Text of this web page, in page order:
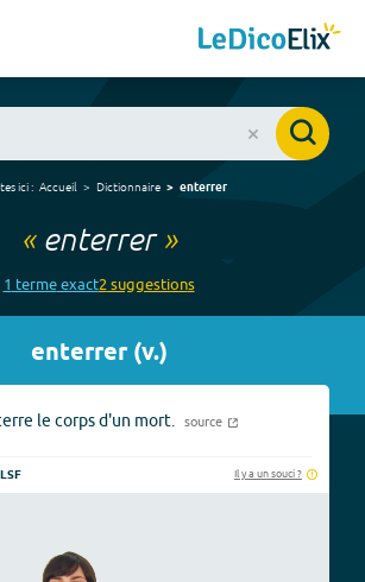
ici : Accueil Dictionnaire enterrer
« enterrer»
1 termeexact2 suggestions
enterrer(v.)
le corps d'un mort. source
Il y a un souci ?